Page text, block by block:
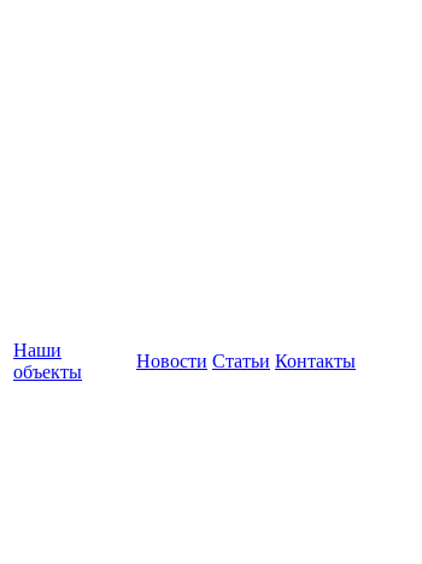
Наши
объекты
Новости Статьи Контакты